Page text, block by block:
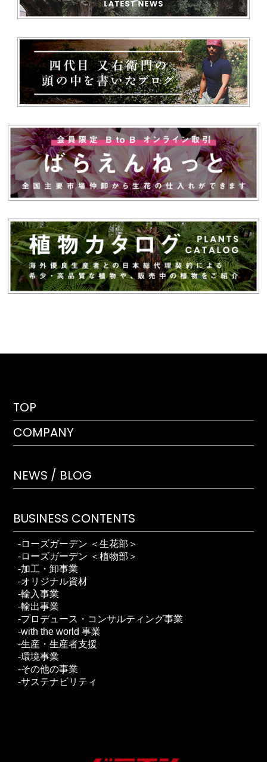
TOP
COMPANY
NEWS / BLOG
BUSINESS CONTENTS
ローズガーデン ＜生花部＞
ローズガーデン ＜植物部＞
加工・卸事業
オリジナル資材
輸入事業
輸出事業
プロデュース・コンサルティング事業
with the world 事業
生産・生産者支援
環境事業
その他の事業
サステナビリティ